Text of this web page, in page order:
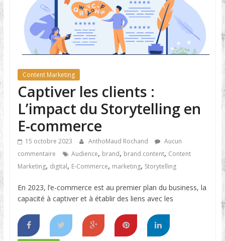
Content Marketing
Captiver les clients :
L’impact du Storytelling en
E-commerce
15 octobre 2023 AnthoMaud Rochand
Aucun
commentaire
Audience, brand, brand content, Content
Marketing, digital, E-Commerce, marketing, Storytelling
En 2023, l’e-commerce est au premier plan du business, la
capacité à captiver et à établir des liens avec les